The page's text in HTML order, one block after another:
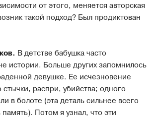
от этого, меняется авторская
такой подход? Был продиктован
В детстве бабушка часто
истории. Больше других запомнилось
девушке. Ее исчезновение
распри, убийства; одного
в болоте (эта деталь сильнее всего
Потом я узнал, что эти